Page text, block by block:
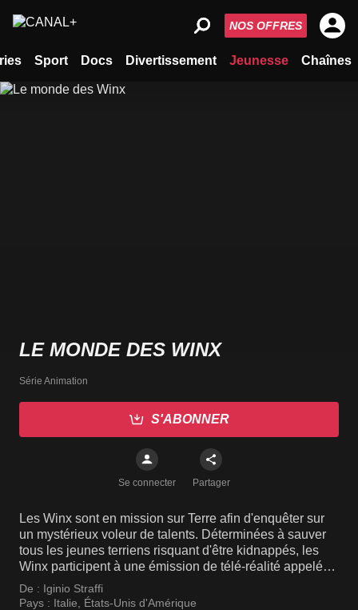
Sport Docs Divertissement Jeunesse Chaînes
NOS OFFRES
LE MONDE DES WINX
Série Animation
S'ABONNER
Se connecter Partager
Les Winx sont en mission sur Terre afin d'enquêter sur
un mystérieux voleur de talents. Déterminées à sauver
tous les jeunes terriens risquant d'être kidnappés, les
Winx participent à une émission de télé-réalité appelée
WOW!, en tant que découvreuses de talents.
De : Iginio Straffi
Pays : Italie États-Unis d'Amérique